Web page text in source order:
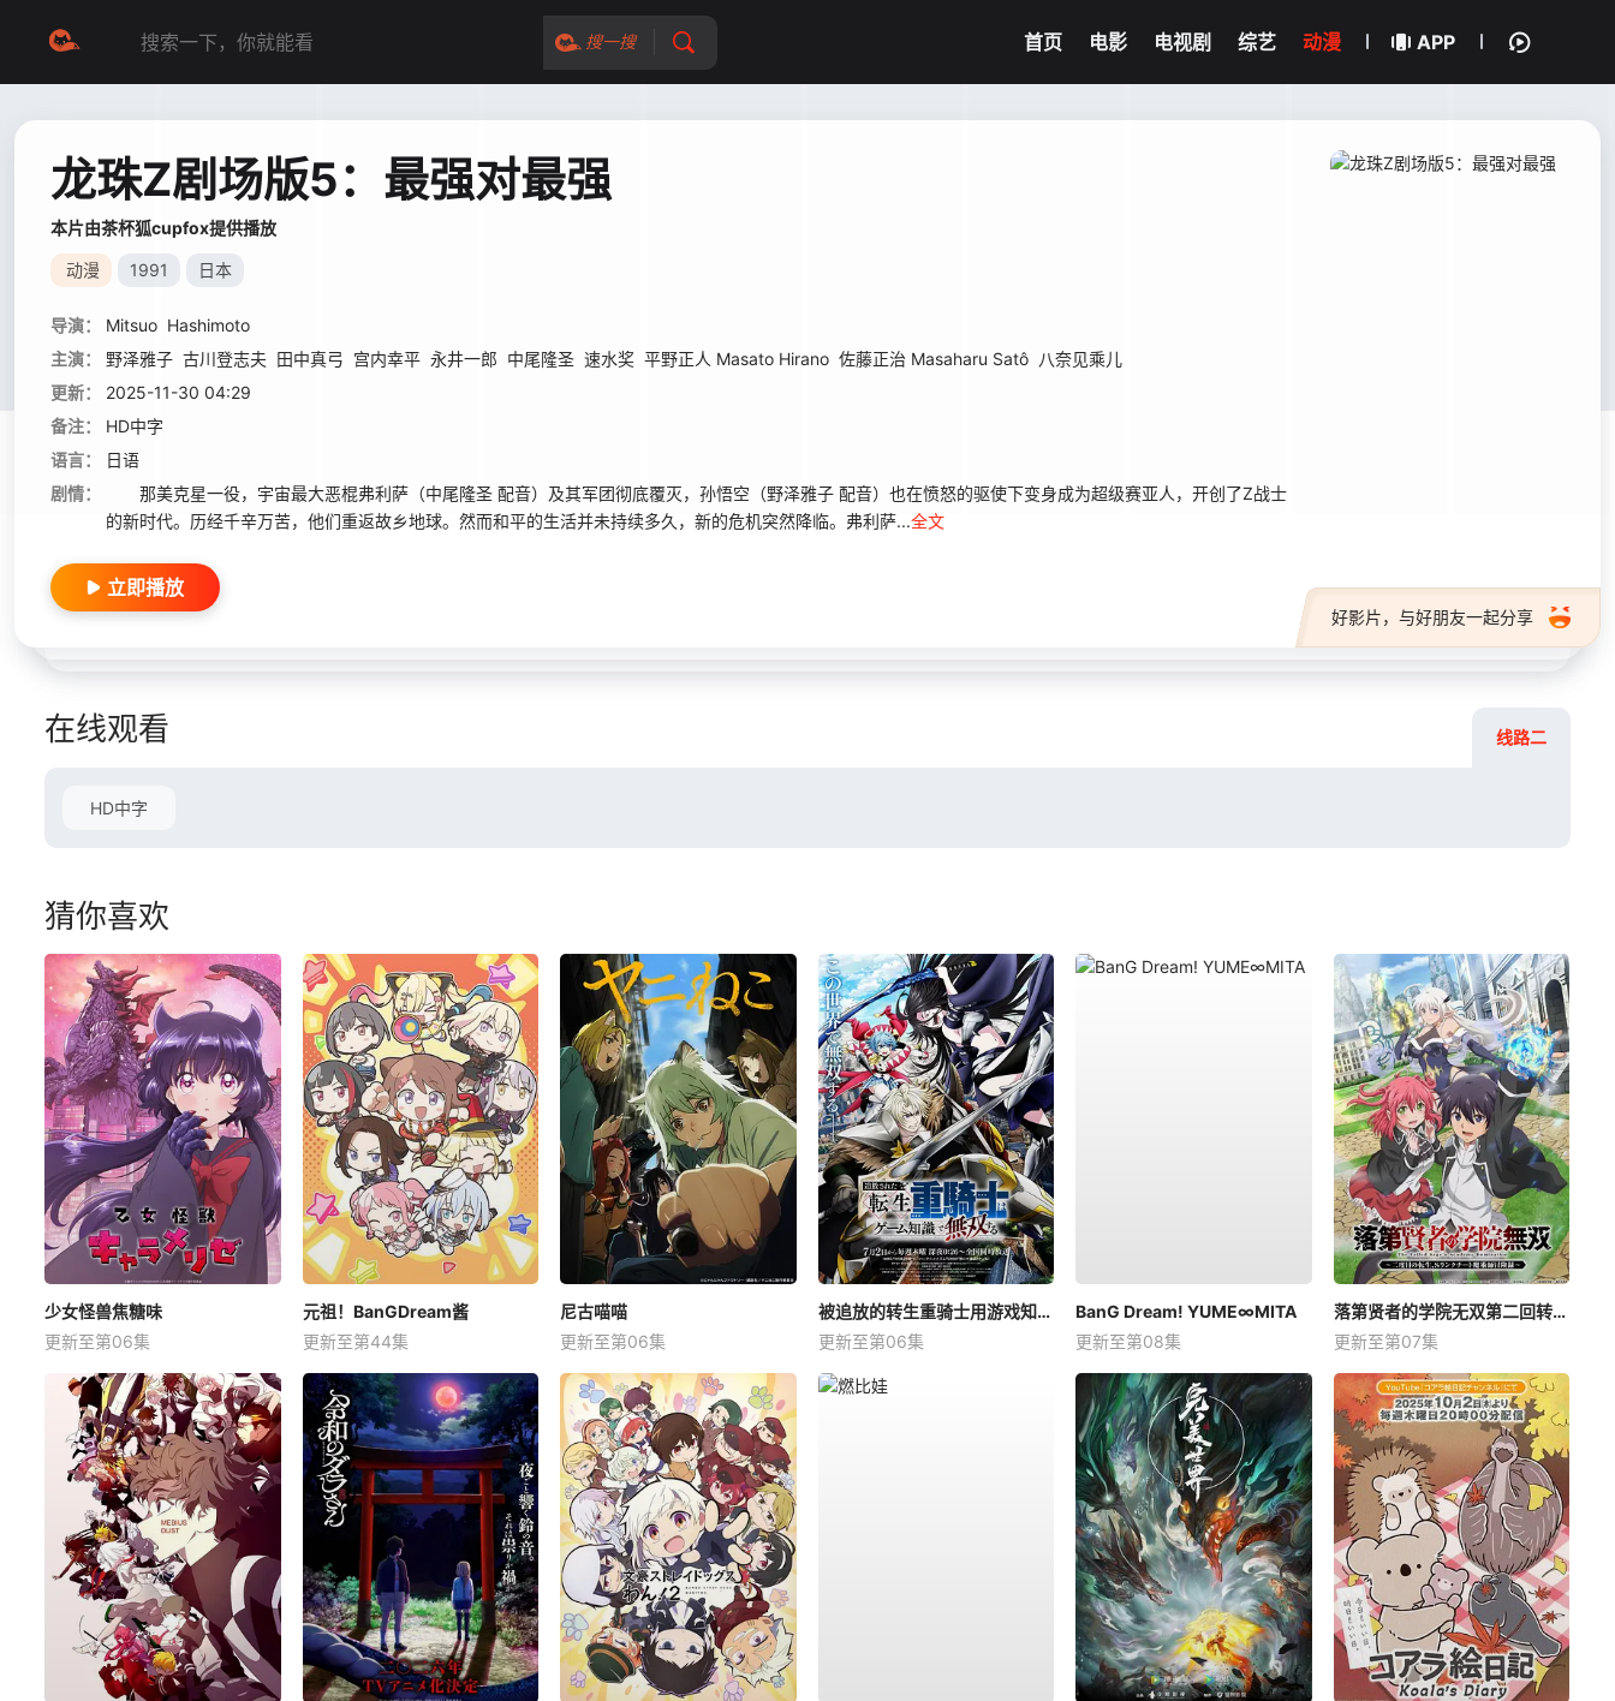
搜一搜 首页 电影 电视剧 综艺 动漫 APP
龙珠Z剧场版5：最强对最强
本片由茶杯狐cupfox提供播放
动漫 1991 日本
导演： Mitsuo Hashimoto
主演：
野泽雅子 古川登志夫 田中真弓 宫内幸平 永井一郎 中尾隆圣 速水奖 平野正人 Masato Hirano 佐藤正治 Masaharu Satô 八奈见乘儿
更新：
2025-11-30 04:29
备注：
HD中字
语言：
日语
剧情：
那美克星一役，宇宙最大恶棍弗利萨（中尾隆圣 配音）及其军团彻底覆灭，孙悟空（野泽雅子 配音）也在愤怒的驱使下变身成为超级赛亚人，开创了Z战士
的新时代。历经千辛万苦，他们重返故乡地球。然而和平的生活并未持续多久，新的危机突然降临。弗利萨...全文
好影片，与好朋友一起分享
立即播放
在线观看 线路二
HD中字
猜你喜欢
少女怪兽焦糖味
更新至第06集
元祖！BanGDream酱
更新至第44集
尼古喵喵
更新至第06集
被追放的转生重骑士用游戏知识开无双
更新至第06集
BanG Dream! YUME∞MITA
更新至第08集
落第贤者的学院无双第二回转生，S等级作弊魔术师冒险记
更新至第07集